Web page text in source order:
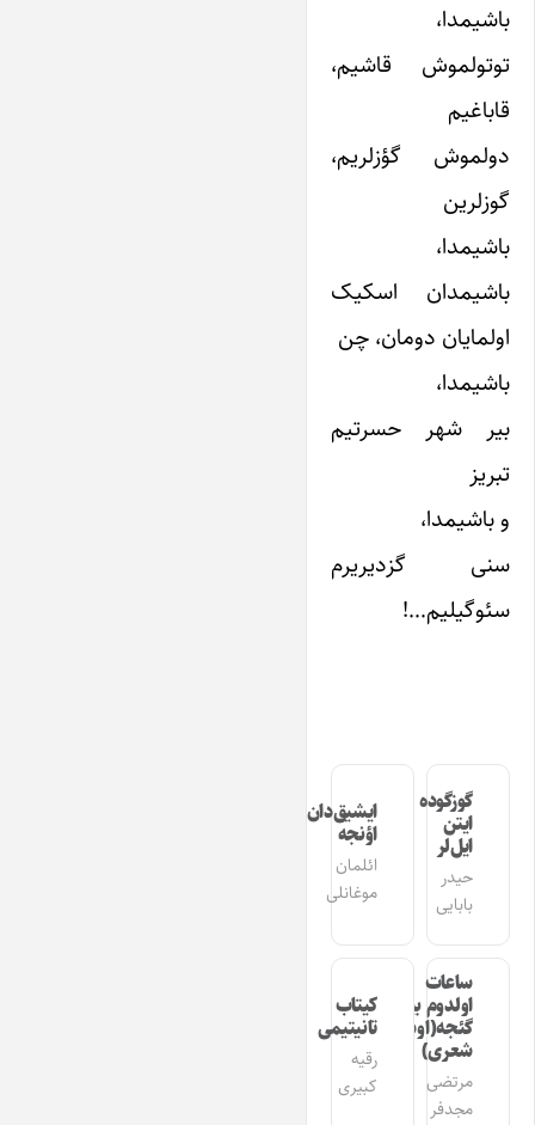
باشیمدا،
توتولموش قاشیم،
قاباغیم
دولموش گؤزلریم،
گوزلرین
باشیمدا،
باشیمدان اسکیک
اولمایان دومان، چن
باشیمدا،
بیر شهر حسرتیم
تبریز
و باشیمدا،
سنی گزدیریرم
سئوگیلیم…!
گوزگوده
ایتن
ایل‌لر
حیدر
بابایی
ایشیق‌دان
اؤنجه
ائلمان
موغانلی
ساعات
اولدوم بیر
گئجه(اوشاق
شعری)
مرتضی
مجدفر
کیتاب
تانیتیمی
رقیه
کبیری